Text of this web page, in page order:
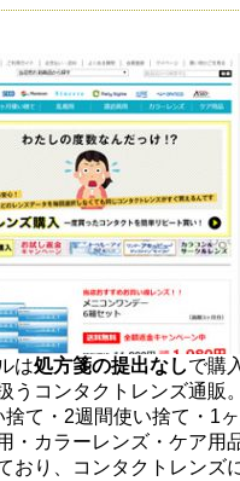
は処方箋の提出なしで購
うコンタクトレンズ通販
捨て・2週間使い捨て・1
・カラーレンズ・ケア用
おり、コンタクトレンズ